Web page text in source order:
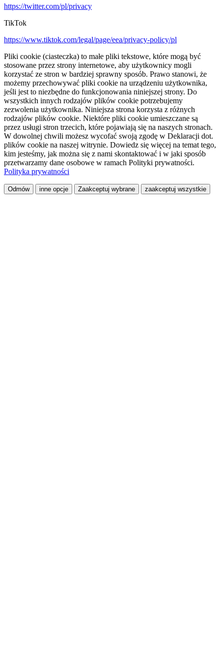
https://twitter.com/pl/privacy
TikTok
https://www.tiktok.com/legal/page/eea/privacy-policy/pl
Pliki cookie (ciasteczka) to małe pliki tekstowe, które mogą być
stosowane przez strony internetowe, aby użytkownicy mogli
korzystać ze stron w bardziej sprawny sposób. Prawo stanowi, że
możemy przechowywać pliki cookie na urządzeniu użytkownika,
jeśli jest to niezbędne do funkcjonowania niniejszej strony. Do
wszystkich innych rodzajów plików cookie potrzebujemy
zezwolenia użytkownika. Niniejsza strona korzysta z różnych
rodzajów plików cookie. Niektóre pliki cookie umieszczane są
przez usługi stron trzecich, które pojawiają się na naszych stronach.
W dowolnej chwili możesz wycofać swoją zgodę w Deklaracji dot.
plików cookie na naszej witrynie. Dowiedz się więcej na temat tego,
kim jesteśmy, jak można się z nami skontaktować i w jaki sposób
przetwarzamy dane osobowe w ramach Polityki prywatności.
Polityka prywatności
Odmów inne opcje Zaakceptuj wybrane zaakceptuj wszystkie